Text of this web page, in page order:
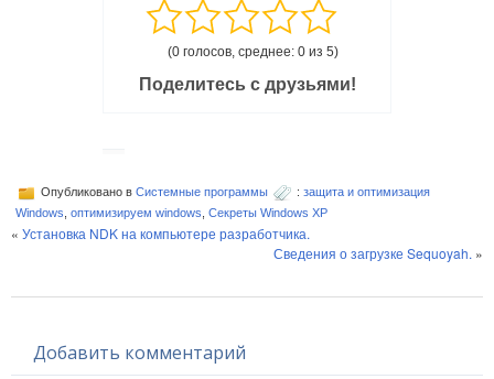
(0 голосов, среднее: 0 из 5)
Поделитесь с друзьями!
Опубликовано в Системные программы : защита и оптимизация
Windows оптимизируем windows Секреты Windows XP
« Установка NDK на компьютере разработчика.
Сведения о загрузке Sequoyah. »
Добавить комментарий